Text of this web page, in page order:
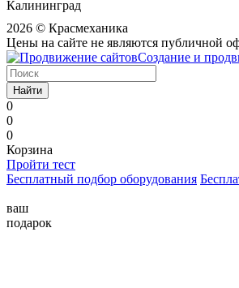
Калининград
2026 © Красмеханика
Цены на сайте не являются публичной
Создание и
Найти
0
0
0
Корзина
Пройти тест
Бесплатный подбор оборудования
ваш
подарок